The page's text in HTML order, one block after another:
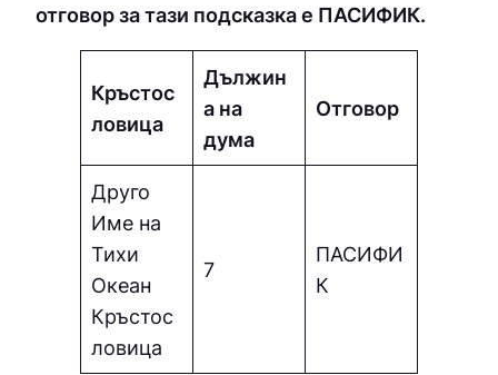
отговор за тази подсказка е ПАСИФИК.
Кръстос
ловица
Дължин
а на
дума
Отговор
Друго
Име на
Тихи
Океан
Кръстос
ловица
7
ПАСИФИ
К